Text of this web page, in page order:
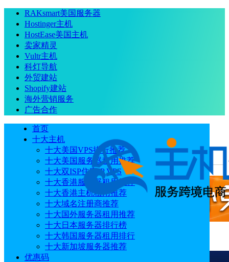
RAKsmart美国服务器
Hostinger主机
HostEase美国主机
卖家精灵
Vultr主机
科灯导航
外贸建站
Shopify建站
海外营销服务
广告合作
首页
十大主机
十大美国VPS排行推荐
十大美国服务器租用推荐
十大双ISP住宅IP VPS
十大香港服务器租用推荐
十大香港主机租用推荐
十大域名注册商推荐
十大国外服务器租用推荐
十大日本服务器排行榜
十大韩国服务器租用排行
十大新加坡服务器推荐
优惠码
当前位置：首页 主机商 HyperHost